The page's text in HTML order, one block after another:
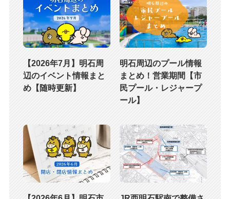
【2026年7月】明石周
辺のイベント情報まと
め【随時更新】
明石周辺のプール情報
まとめ！営業期間【市
民プール・レジャープ
ール】